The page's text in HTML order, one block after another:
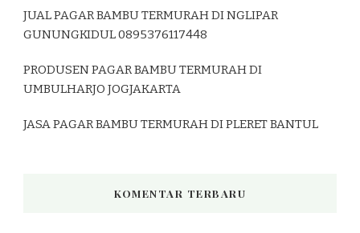
JUAL PAGAR BAMBU TERMURAH DI NGLIPAR
GUNUNGKIDUL 0895376117448
PRODUSEN PAGAR BAMBU TERMURAH DI
UMBULHARJO JOGJAKARTA
JASA PAGAR BAMBU TERMURAH DI PLERET BANTUL
KOMENTAR TERBARU